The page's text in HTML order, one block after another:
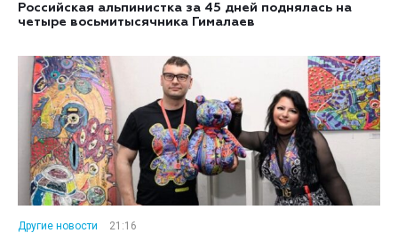
Российская альпинистка за 45 дней поднялась на
четыре восьмитысячника Гималаев
Другие новости
21:16